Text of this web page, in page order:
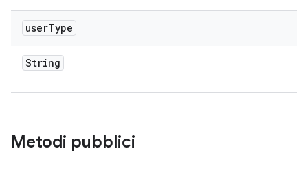
userType
String
Metodi pubblici